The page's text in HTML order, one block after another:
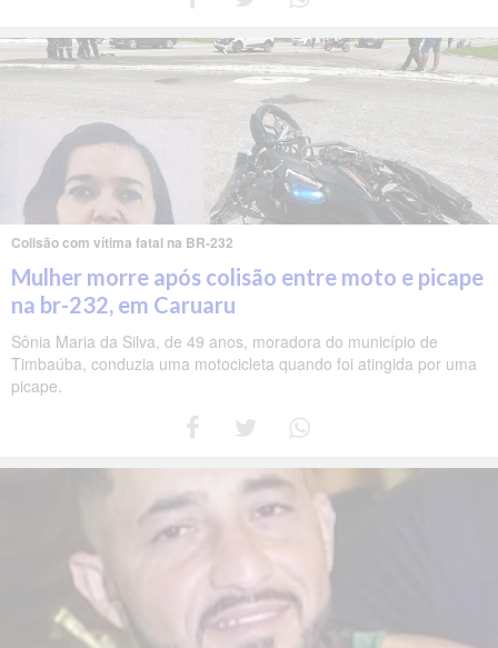
Colisão com vítima fatal na BR-232
Mulher morre após colisão entre moto e picape
na br-232, em Caruaru
Sônia Maria da Silva, de 49 anos, moradora do município de
Timbaúba, conduzia uma motocicleta quando foi atingida por uma
picape.